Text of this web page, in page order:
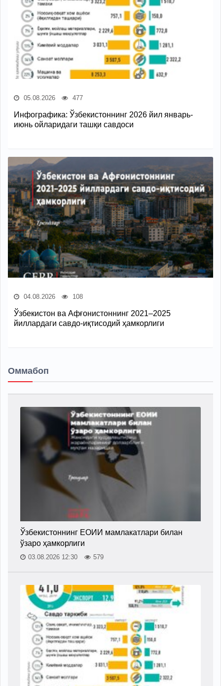
05.08.2026 477
Инфографика: Ўзбекистоннинг 2026 йил январь-
июнь ойларидаги ташқи савдоси
04.08.2026 108
Ўзбекистон ва Афғонистоннинг 2021–2025
йиллардаги савдо-иқтисодий ҳамкорлиги
Оммабоп
Ўзбекистоннинг ЕОИИ мамлакатлари билан
ўзаро ҳамкорлиги
03.08.2026 12:30 579